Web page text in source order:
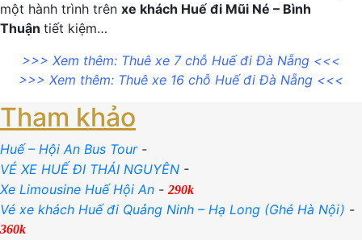
một hành trình trên xe khách Huế đi Mũi Né – Bình
Thuận tiết kiệm…
>>> Xem thêm: Thuê xe 7 chỗ Huế đi Đà Nẵng <<<
>>> Xem thêm: Thuê xe 16 chỗ Huế đi Đà Nẵng <<<
Tham khảo
Huế – Hội An Bus Tour-
VÉ XE HUẾ ĐI THÁI NGUYÊN -
Xe Limousine Huế Hội An -290k
Vé xe khách Huế đi Quảng Ninh – Hạ Long (Ghé Hà Nội) -
360k